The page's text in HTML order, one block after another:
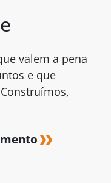
valem a pena
e que